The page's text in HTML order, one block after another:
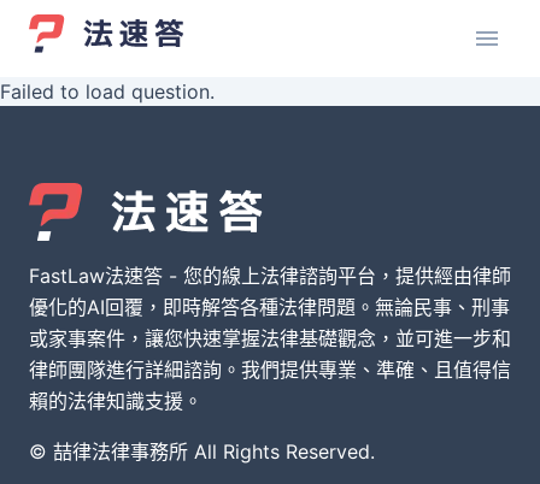
Failed to load question.
FastLaw法速答 - 您的線上法律諮詢平台，提供經由律師
優化的AI回覆，即時解答各種法律問題。無論民事、刑事
或家事案件，讓您快速掌握法律基礎觀念，並可進一步和
律師團隊進行詳細諮詢。我們提供專業、準確、且值得信
賴的法律知識支援。
© 喆律法律事務所 All Rights Reserved.